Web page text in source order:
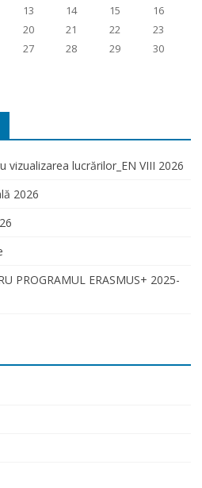
13 14 15
16
20 21 22
23
27 28 29
30
vizualizarea lucrărilor_EN VIII 2026
2026
PROGRAMUL ERASMUS+ 2025-